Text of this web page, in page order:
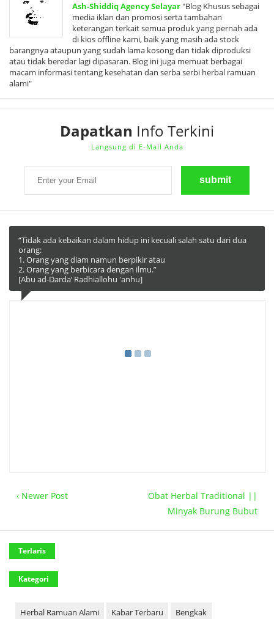
Ash-Shiddiq Agency Selayar"Blog Khusus sebagai
media iklan dan promosi serta tambahan
keterangan terkait semua produk yang pernah ada
di kios offline kami, baik yang masih ada stock
barangnya ataupun yang sudah lama kosong dan tidak diproduksi
atau tidak beredar lagi dipasaran. Blog ini juga memuat berbagai
macam informasi tentang kesehatan dan serba serbi herbal ramuan
alami"
Dapatkan Info Terkini
Langsung di E-Mail Anda
“Tidak ada kebaikan dalam hidup ini kecuali salah satu dari dua
orang:
1. Orang yang diam namun berpikir atau
2. Orang yang berbicara dengan ilmu.”
[Abu ad-Darda’ Radhiallohu 'anhu]
‹ Newer Post
Obat Herbal Traditional ||
Minyak Burung Bubut
Terlaris
Kategori
Herbal Ramuan Alami Kabar Terbaru
Bengkak